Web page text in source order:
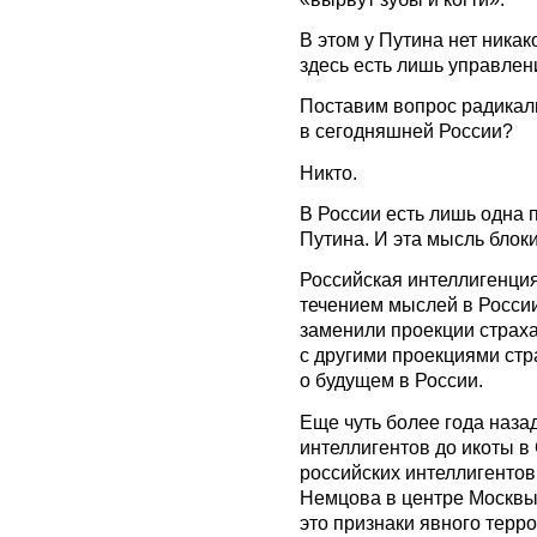
В этом у Путина нет
здесь есть лишь
Поставим вопрос
в сегодняшней России?
Никто.
В России есть лишь
Путина. И эта мысль
Российская
течением мыслей в
заменили проекции
с другими проекциями
о будущем в России.
Еще чуть более года
интеллигентов до икоты
российских
Немцова в центре Москвы
это признаки явного